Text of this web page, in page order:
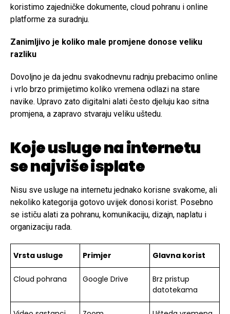
koristimo zajedničke dokumente, cloud pohranu i online
platforme za suradnju.
Zanimljivo je koliko male promjene donose veliku
razliku
Dovoljno je da jednu svakodnevnu radnju prebacimo online
i vrlo brzo primijetimo koliko vremena odlazi na stare
navike. Upravo zato digitalni alati često djeluju kao sitna
promjena, a zapravo stvaraju veliku uštedu.
Koje usluge na internetu
se najviše isplate
Nisu sve usluge na internetu jednako korisne svakome, ali
nekoliko kategorija gotovo uvijek donosi korist. Posebno
se ističu alati za pohranu, komunikaciju, dizajn, naplatu i
organizaciju rada.
Vrsta usluge Primjer Glavna korist
Cloud pohrana Google Drive
Brz pristup
datotekama